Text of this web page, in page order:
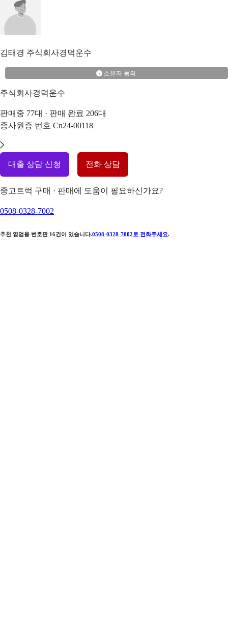
김태경 주식회사경덕운수
소유자 동의
주식회사경덕운수
판매중 77대 · 판매 완료 206대
종사원증 번호 Cn24-00118
대출 상담 신청 전화 상담
중고트럭 구매 · 판매에 도움이 필요하신가요?
0508-0328-7002
추천 영업용 번호판 16건이 있습니다.0508-0328-7002 로 전화주세요.